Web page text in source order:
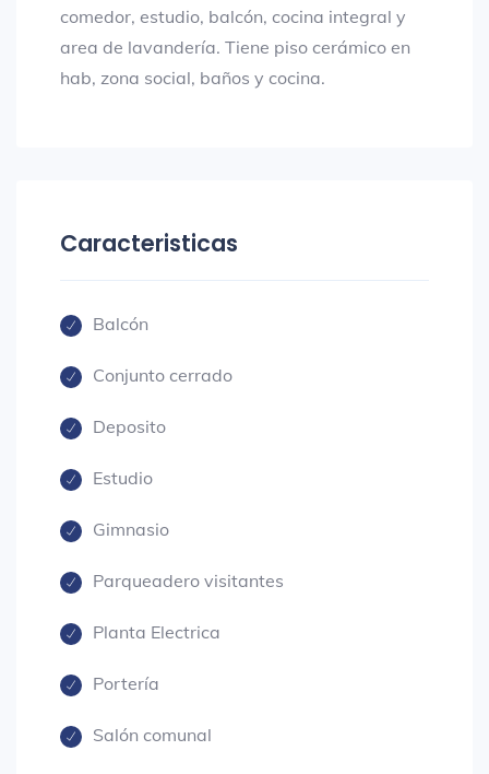
comedor, estudio, balcón, cocina integral y
area de lavandería. Tiene piso cerámico en
hab, zona social, baños y cocina.
Caracteristicas
Balcón
Conjunto cerrado
Deposito
Estudio
Gimnasio
Parqueadero visitantes
Planta Electrica
Portería
Salón comunal